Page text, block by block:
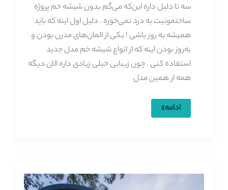
سه تا دلیل داره این‌که می‌گم بدون شیشه خم پروژه
ساختمونیت به درد نمی‌خوره . دلیل اول اینه که باید
همیشه به روز باشی ! یکی از المان‌های مدرن بودن و
به‌روز بودن اینه که از انواع شیشه خم مدل جدید
استفاده کنی . چون زیبایی خیلی زیادی داره الان دیگه
همه از همین مدل
3
مزیت
ادامه»